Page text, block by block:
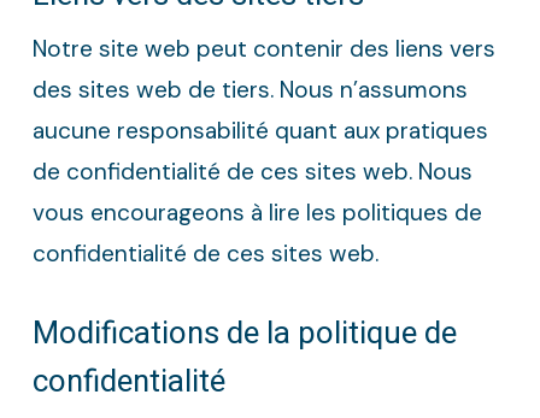
Notre site web peut contenir des liens vers
des sites web de tiers. Nous n’assumons
aucune responsabilité quant aux pratiques
de confidentialité de ces sites web. Nous
vous encourageons à lire les politiques de
confidentialité de ces sites web.
Modifications de la politique de
confidentialité